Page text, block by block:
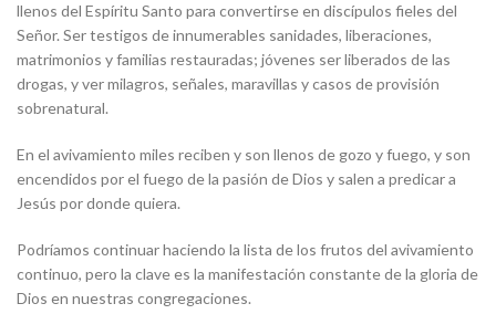
llenos del Espíritu Santo para convertirse en discípulos fieles del
Señor. Ser testigos de innumerables sanidades, liberaciones,
matrimonios y familias restauradas; jóvenes ser liberados de las
drogas, y ver milagros, señales, maravillas y casos de provisión
sobrenatural.
En el avivamiento miles reciben y son llenos de gozo y fuego, y son
encendidos por el fuego de la pasión de Dios y salen a predicar a
Jesús por donde quiera.
Podríamos continuar haciendo la lista de los frutos del avivamiento
continuo, pero la clave es la manifestación constante de la gloria de
Dios en nuestras congregaciones.